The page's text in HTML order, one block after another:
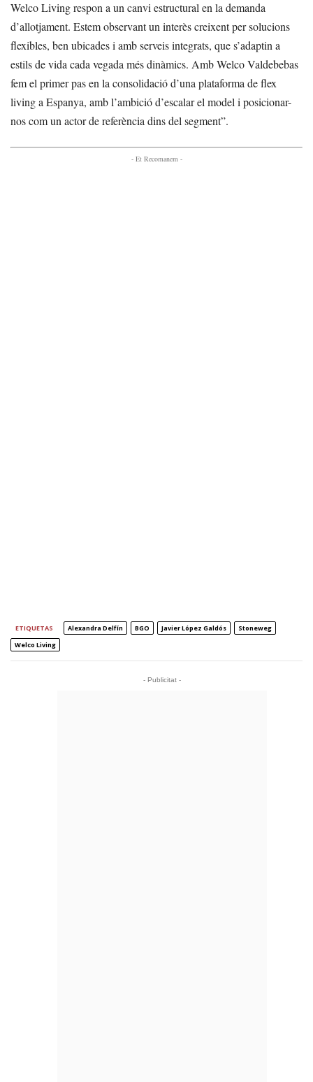
Welco Living respon a un canvi estructural en la demanda
d’allotjament. Estem observant un interès creixent per solucions
flexibles, ben ubicades i amb serveis integrats, que s’adaptin a
estils de vida cada vegada més dinàmics. Amb Welco Valdebebas
fem el primer pas en la consolidació d’una plataforma de flex
living a Espanya, amb l’ambició d’escalar el model i posicionar-
nos com un actor de referència dins del segment”.
- Et Recomanem -
ETIQUETAS Alexandra Delfín BGO Javier López Galdós
Stoneweg
Welco Living
- Publicitat -